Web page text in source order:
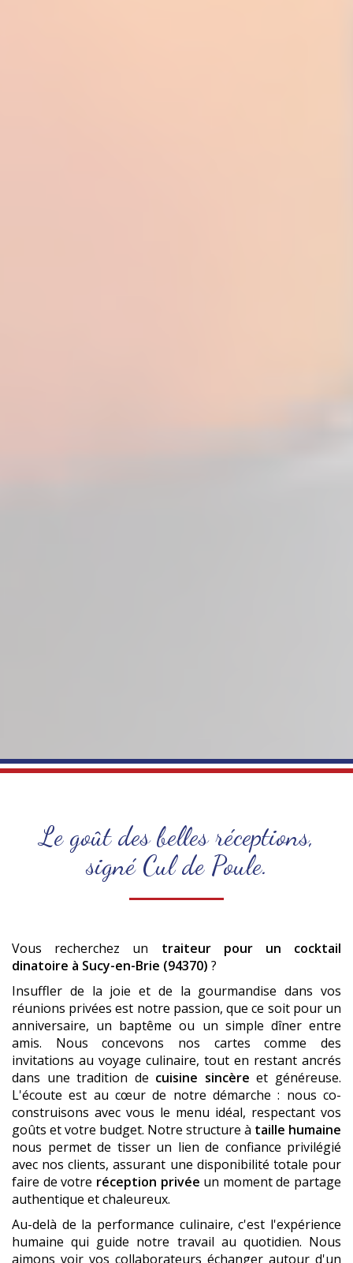
Le goût des belles réceptions,
signé Cul de Poule.
Vous recherchez un traiteur pour un cocktail
dinatoire à Sucy-en-Brie (94370) ?
Insuffler de la joie et de la gourmandise dans vos
réunions privées est notre passion, que ce soit pour un
anniversaire, un baptême ou un simple dîner entre
amis. Nous concevons nos cartes comme des
invitations au voyage culinaire, tout en restant ancrés
dans une tradition de cuisine sincère et généreuse.
L'écoute est au cœur de notre démarche : nous co-
construisons avec vous le menu idéal, respectant vos
goûts et votre budget. Notre structure à taille humaine
nous permet de tisser un lien de confiance privilégié
avec nos clients, assurant une disponibilité totale pour
faire de votre réception privée un moment de partage
authentique et chaleureux.
Au-delà de la performance culinaire, c'est l'expérience
humaine qui guide notre travail au quotidien. Nous
aimons voir vos collaborateurs échanger autour d'un